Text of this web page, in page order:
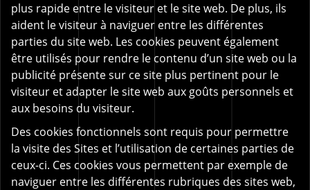
plus rapide entre le visiteur et le site web. De plus, ils
aident le visiteur à naviguer entre les différentes
parties du site web. Les cookies peuvent également
être utilisés pour rendre le contenu d’un site web ou la
publicité présente sur ce site plus pertinent pour le
visiteur et adapter le site web aux goûts personnels et
aux besoins du visiteur.
Des cookies fonctionnels sont requis pour permettre
la visite des Sites et l’utilisation de certaines parties de
ceux-ci. Ces cookies vous permettent par exemple de
naviguer entre les différentes rubriques des sites web,